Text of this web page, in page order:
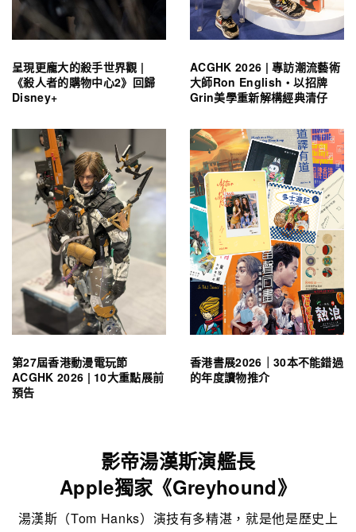
呈現更龐大的殺手世界觀 |
《殺人者的購物中心2》回歸
Disney+
ACGHK 2026 | 專訪潮流藝術
大師Ron English・以招牌
Grin美學重新解構經典清仔
第27屆香港動漫電玩節
ACGHK 2026 | 10大重點展前
預告
香港書展2026｜30本不能錯過
的年度讀物推介
影帝湯漢斯演艦長
Apple獨家《Greyhound》
湯漢斯（Tom Hanks）演技有多精湛，就是他是歷史上